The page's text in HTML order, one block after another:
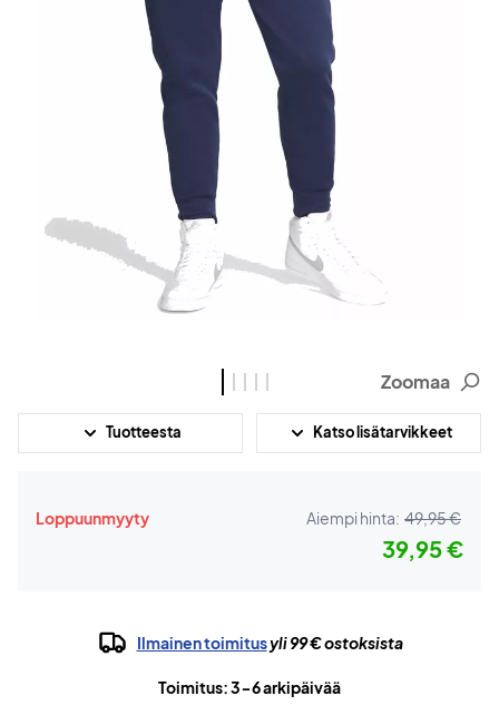
Zoomaa
Tuotteesta Katso lisätarvikkeet
Loppuunmyyty Aiempi hinta: 49,95 €
39,95 €
Ilmainen toimitusyli 99 € ostoksista
Toimitus: 3-6 arkipäivää